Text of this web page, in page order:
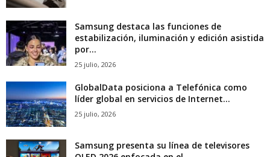
Samsung destaca las funciones de
estabilización, iluminación y edición asistida
por...
25 julio, 2026
GlobalData posiciona a Telefónica como
líder global en servicios de Internet...
25 julio, 2026
Samsung presenta su línea de televisores